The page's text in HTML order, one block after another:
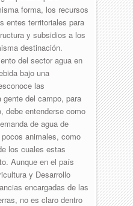
forma, los recursos
entes territoriales para
y subsidios a los
destinación.
del sector agua en
bajo una
las
gente del campo, para
debe entenderse como
de agua de
animales, como
los cuales estas
Aunque en el país
y Desarrollo
encargadas de las
no es claro dentro